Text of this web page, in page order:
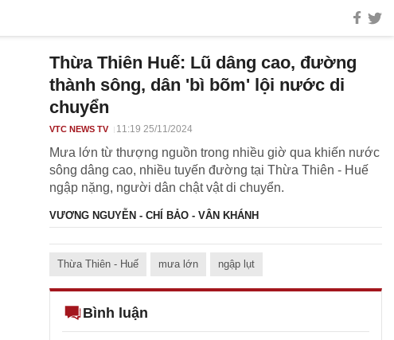
Thừa Thiên Huế: Lũ dâng cao, đường
thành sông, dân 'bì bõm' lội nước di
chuyển
VTC NEWS TV 11:19 25/11/2024
Mưa lớn từ thượng nguồn trong nhiều giờ qua khiến nước
sông dâng cao, nhiều tuyến đường tại Thừa Thiên - Huế
ngập nặng, người dân chật vật di chuyển.
VƯƠNG NGUYỄN - CHÍ BẢO - VÂN KHÁNH
Thừa Thiên - Huế mưa lớn ngập lụt
Bình luận